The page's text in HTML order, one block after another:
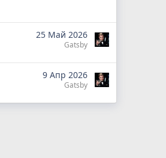
25 Май 2026
Gatsby
9 Апр 2026
Gatsby